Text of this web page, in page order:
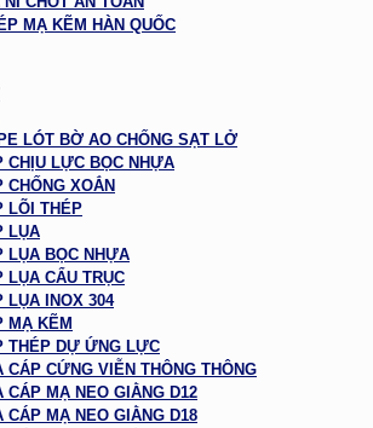
MẠ KẼM HÀN QUỐC
LÓT BỜ AO CHỐNG SẠT LỞ
CHỊU LỰC BỌC NHỰA
XOẮN
LÕI THÉP
LỤA
LỤA BỌC NHỰA
CẨU TRỤC
LỤA INOX 304
MẠ KẼM
THÉP DỰ ỨNG LỰC
CỨNG VIỄN THÔNG THÔNG
MẠ NEO GIẰNG D12
MẠ NEO GIẰNG D18